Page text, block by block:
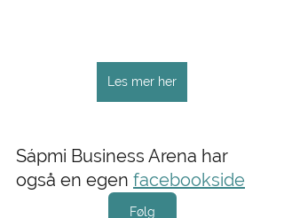
Les mer her
Sápmi Business Arena har
også en egen facebookside
Følg